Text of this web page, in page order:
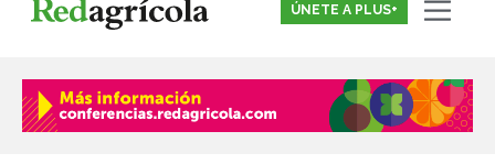
ÚNETE A PLUS+